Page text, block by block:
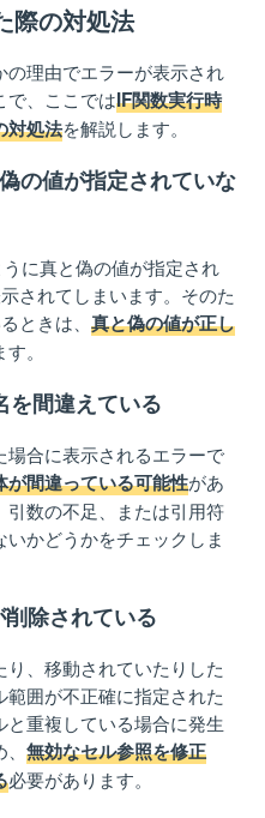
際の対処法
理由でエラーが表示され
で、ここではIF関数実行時
対処法を解説します。
の値が指定されていな
に真と偽の値が指定され
されてしまいます。そのた
ときは、 真と偽の値が正し
。
を間違えている
合に表示されるエラーで
間違っている可能性があ
引数の不足、または引用符
かどうかをチェックしま
除されている
、移動されていたりした
囲が不正確に指定された
重複している場合に発生
無効なセル参照を修正
必要があります。